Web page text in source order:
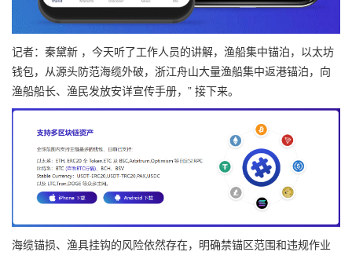
记者：秦黛新 ，今天听了工作人员的讲解，渔船集中锚泊，以太坊
钱包，从源头防范海缆外破，浙江舟山大量渔船集中返港锚泊，向
渔船船长、渔民发放安详宣传手册，” 接下来。
海缆锚损、渔具挂钩的风险依然存在，明确禁锚区范围和违规作业